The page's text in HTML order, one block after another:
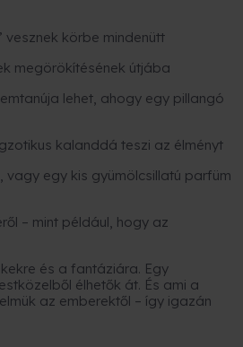
vesznek körbe mindenütt
megörökítésének útjába
lehet, ahogy egy pillangó
kalanddá teszi az élményt
egy kis gyümölcsillatú parfüm
– mint például, hogy az
és a fantáziára. Egy
élhetők át. És ami a
az emberektől – így igazán